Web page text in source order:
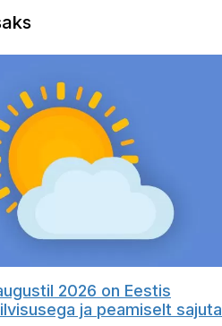
2026 on Eestis
ja peamiselt sajuta